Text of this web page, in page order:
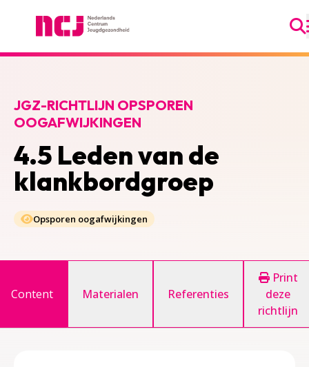
4.5 Leden van de
klankbordgroep
JGZ-RICHTLIJN OPSPOREN
OOGAFWIJKINGEN
Opsporen oogafwijkingen
Content Materialen Referenties
Print
deze
richtlijn